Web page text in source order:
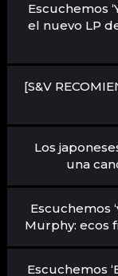
Escuchemos
el nuevo LP
[S&V
Los
una
Escuchemos
Murphy: ecos
Escuchemos